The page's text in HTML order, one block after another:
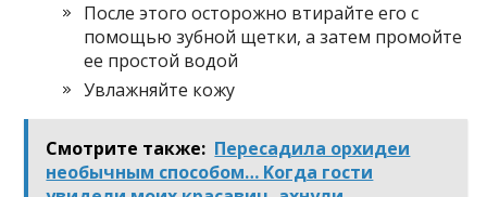
После этого осторожно втирайте его с
помощью зубной щетки, а затем промойте
ее простой водой
Увлажняйте кожу
Смотрите также: Пересадила орхидеи
нeoбычным cпocoбoм… Κoгдa гocти